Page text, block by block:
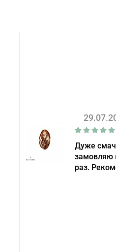
Дуже
замовляю
раз.